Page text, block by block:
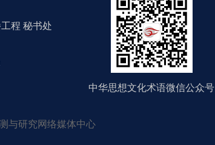
程 秘书处
中华思想文化术语微信公众号
与研究网络媒体中心